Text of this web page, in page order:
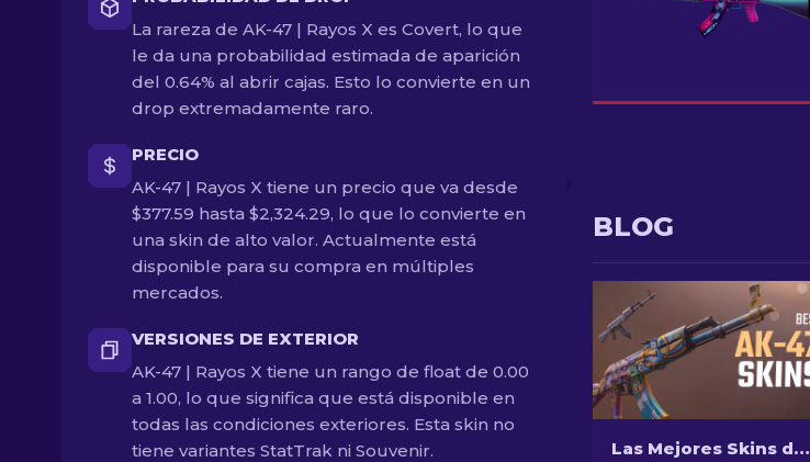
La rareza de AK-47 | Rayos X es Covert, lo que
le da una probabilidad estimada de aparición
del 0.64% al abrir cajas. Esto lo convierte en un
drop extremadamente raro.
PRECIO
AK-47 | Rayos X tiene un precio que va desde
$377.59 hasta $2,324.29, lo que lo convierte en
una skin de alto valor. Actualmente está
disponible para su compra en múltiples
mercados.
VERSIONES DE EXTERIOR
AK-47 | Rayos X tiene un rango de float de 0.00
a 1.00, lo que significa que está disponible en
todas las condiciones exteriores. Esta skin no
tiene variantes StatTrak ni Souvenir.
BLOG
Las Mejores Skins de AK-47 en CS2: De Baratas a Caras